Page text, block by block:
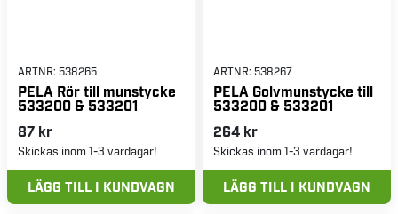
ARTNR: 538265
PELA Rör till munstycke
533200 & 533201
87 kr
Skickas inom 1-3 vardagar!
LÄGG TILL I KUNDVAGN
ARTNR: 538267
PELA Golvmunstycke till
533200 & 533201
264 kr
Skickas inom 1-3 vardagar!
LÄGG TILL I KUNDVAGN